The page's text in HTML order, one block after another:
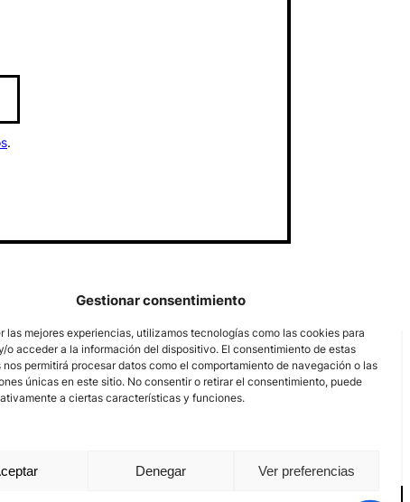
Gestionar consentimiento
las mejores experiencias, utilizamos tecnologías como las cookies para
o acceder a la información del dispositivo. El consentimiento de estas
permitirá procesar datos como el comportamiento de navegación o las
únicas en este sitio. No consentir o retirar el consentimiento, puede
a ciertas características y funciones.
Denegar Ver preferencias
.